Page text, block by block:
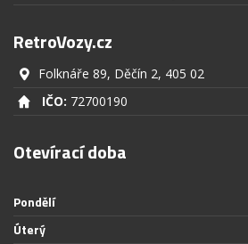
RetroVozy.cz
Folknáře 89, Děčín 2, 405 02
IČO: 72700190
Otevírací doba
Pondělí
Úterý